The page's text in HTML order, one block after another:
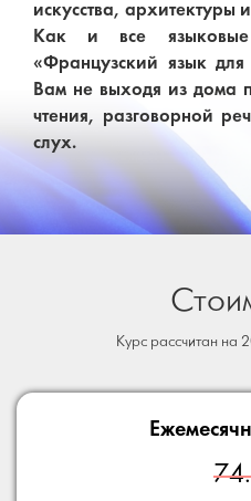
искусства, архитектуры
Как и все
«Французский язык
Вам не выходя из дома
чтения, разговорной
слух.
Курс рассчитан на